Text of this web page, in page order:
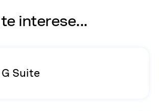
interese...
G Suite